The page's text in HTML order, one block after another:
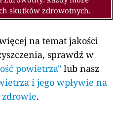
skutków zdrowotnych.
na temat jakości
sprawdź w
powietrza" lub nasz
i jego wpływie na
.